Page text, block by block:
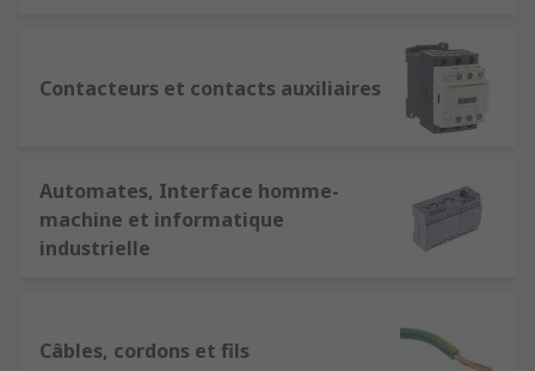
Contacteurs et contacts auxiliaires
Automates, Interface homme-
machine et informatique
industrielle
Câbles, cordons et fils